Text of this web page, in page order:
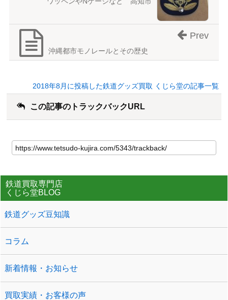
沖縄都市モノレールとその歴史
Prev
2018年8月に投稿した鉄道グッズ買取 くじら堂の記事一覧
この記事のトラックバックURL
鉄道買取専門店
くじら堂BLOG
鉄道グッズ豆知識
コラム
新着情報・お知らせ
買取実績・お客様の声